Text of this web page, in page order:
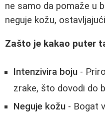
ne samo da pomaže u
neguje kožu,
Zašto je kakao puter
Intenzivira boju -
zrake, što dovodi do
Neguje kožu - Bogat